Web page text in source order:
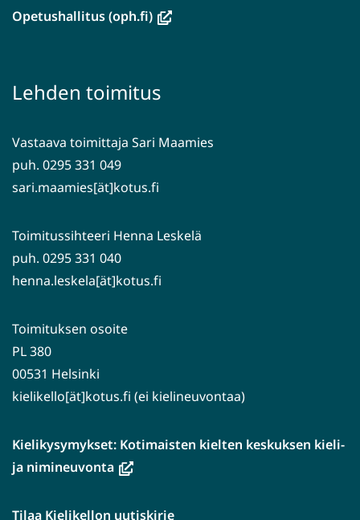
Opetushallitus (oph.fi)(avautuu
toiseen
Lehden toimitus
Vastaava toimittaja Sari Maamies
puh. 0295 331 049
sari.maamies[ät]kotus.fi
Toimitussihteeri Henna Leskelä
puh. 0295 331 040
henna.leskela[ät]kotus.fi
Toimituksen osoite
PL 380
00531 Helsinki
kielikello[ät]kotus.fi (ei kielineuvontaa)
Kielikysymykset: Kotimaisten kielten keskuksen kieli-
ja nimineuvonta(avautuu
ikkunaan,
Tilaa Kielikellon uutiskirje